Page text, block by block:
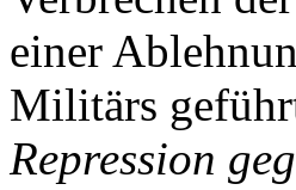
einer
Militärs
Repression